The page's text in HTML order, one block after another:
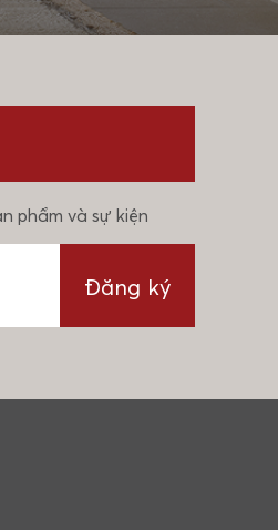
phẩm và sự kiện
Đăng ký